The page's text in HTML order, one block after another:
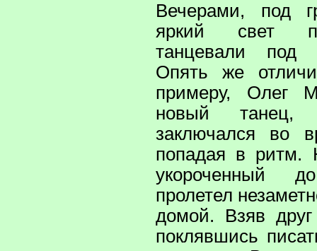
Вечерами, под
яркий свет
танцевали под
Опять же
примеру, Олег
новый танец,
заключался во
попадая в ритм.
укороченный
пролетел
домой. Взяв
поклявшись